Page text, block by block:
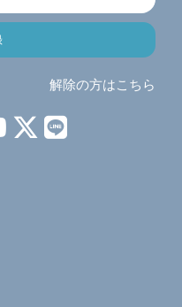
解除の方はこちら